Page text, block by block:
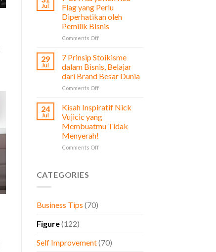
&
Bisnis
Chul:
Dari
Bisnis
Sayur
Membangun
Raksasa
Teknologi
Samsung
Jul
Flag yang Perlu
Diperhatikan oleh
Pemilik Bisnis
Comments Offon
Ciri
Red
Flag
yang
Diperhatikan
Pemilik
Bisnis
29
Jul
7 Prinsip Stoikisme
dalam Bisnis, Belajar
dari Brand Besar Dunia
Comments Offon
Prinsip
dalam
Bisnis,
Belajar
dari
24
Jul
Kisah Inspiratif Nick
Vujicic yang
Membuatmu Tidak
Menyerah!
Comments Offon
CATEGORIES
Business Tips (70)
Figure(122)
Self Improvement(70)